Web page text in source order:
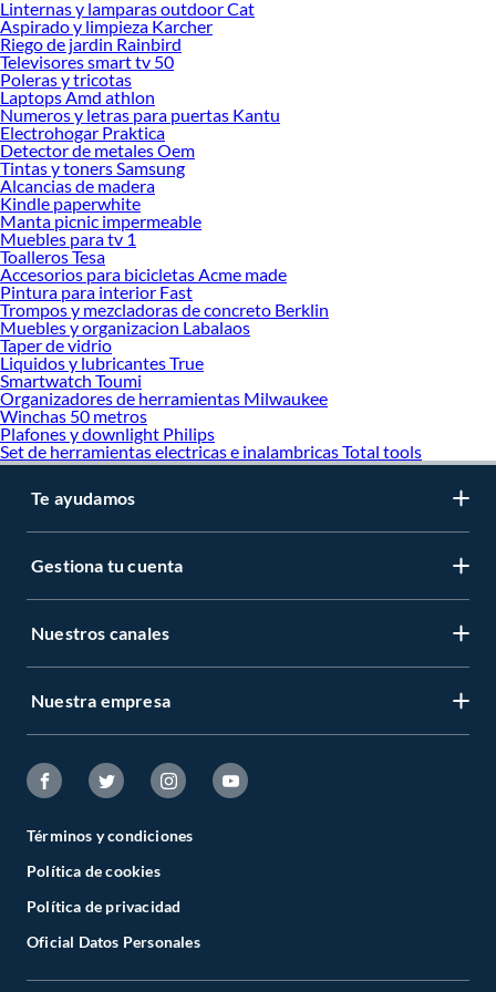
Complementa tu compra con estos productos:
Impermeable para lluvia
Trajes de agua
Linternas y lamparas outdoor Cat
Aspirado y limpieza Karcher
Riego de jardin Rainbird
Televisores smart tv 50
Poleras y tricotas
Laptops Amd athlon
Numeros y letras para puertas Kantu
Electrohogar Praktica
Detector de metales Oem
Tintas y toners Samsung
Alcancias de madera
Kindle paperwhite
Manta picnic impermeable
Muebles para tv 1
Toalleros Tesa
Accesorios para bicicletas Acme made
Pintura para interior Fast
Trompos y mezcladoras de concreto Berklin
Muebles y organizacion Labalaos
Taper de vidrio
Liquidos y lubricantes True
Smartwatch Toumi
Organizadores de herramientas Milwaukee
Winchas 50 metros
Plafones y downlight Philips
Set de herramientas electricas e inalambricas Total tools
Te ayudamos
Gestiona tu cuenta
Nuestros canales
Nuestra empresa
Términos y condiciones
Política de cookies
Política de privacidad
Oficial Datos Personales